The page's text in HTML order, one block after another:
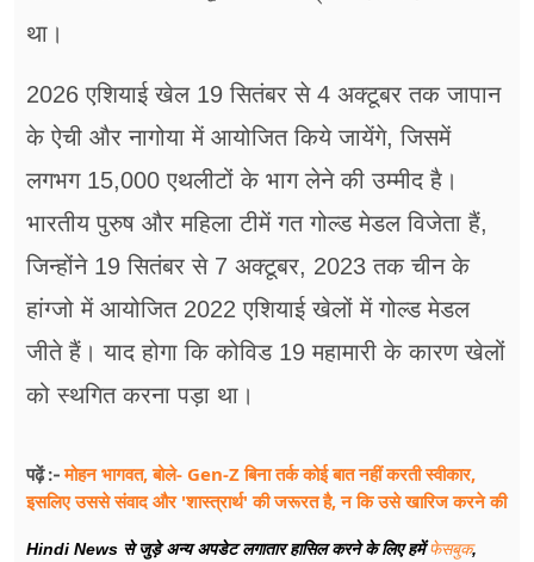
था।
2026 एशियाई खेल 19 सितंबर से 4 अक्टूबर तक जापान
के ऐची और नागोया में आयोजित किये जायेंगे, जिसमें
लगभग 15,000 एथलीटों के भाग लेने की उम्मीद है।
भारतीय पुरुष और महिला टीमें गत गोल्ड मेडल विजेता हैं,
जिन्होंने 19 सितंबर से 7 अक्टूबर, 2023 तक चीन के
हांग्जो में आयोजित 2022 एशियाई खेलों में गोल्ड मेडल
जीते हैं। याद होगा कि कोविड 19 महामारी के कारण खेलों
को स्थगित करना पड़ा था।
पढ़ें :-मोहन भागवत, बोले- Gen-Z बिना तर्क कोई बात नहीं करती स्वीकार,
इसलिए उससे संवाद और 'शास्त्रार्थ' की जरूरत है, न कि उसे खारिज करने की
Hindi News से जुड़े अन्य अपडेट लगातार हासिल करने के लिए हमेंफेसबुक,